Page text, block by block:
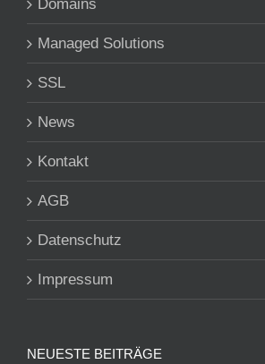
Domains
Managed Solutions
SSL
News
Kontakt
AGB
Datenschutz
Impressum
NEUESTE BEITRÄGE